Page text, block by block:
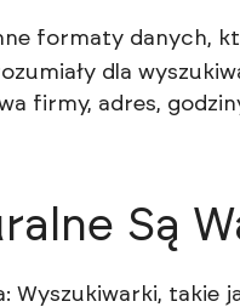
formaty danych,
dla
firmy, adres,
Są
Wyszukiwarki, takie